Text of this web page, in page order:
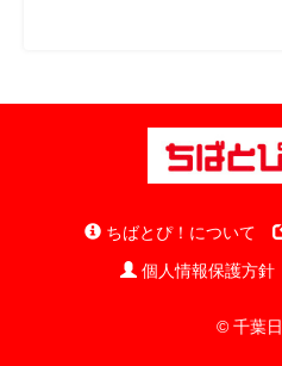
ちばとぴ！について
個人情報保護方針
© 千葉